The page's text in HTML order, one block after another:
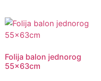
Folija balon jednorog
55x63cm